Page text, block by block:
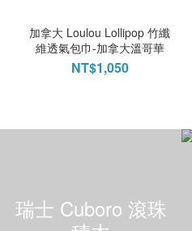
加拿大 Loulou Lollipop 竹纖
維透氣包巾-加拿大溫哥華
NT$1,050
瑞士 Cuboro 滾珠